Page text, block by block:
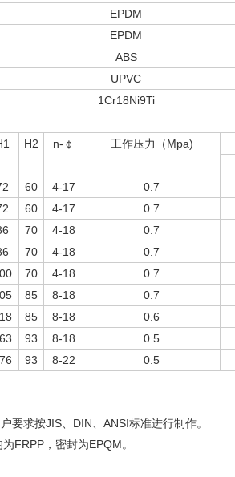
EPDM
EPDM
ABS
UPVC
1Cr18Ni9Ti
H2 n-￠ 工作压力（Mpa)
60 4-17 0.7
60 4-17 0.7
70 4-18 0.7
70 4-18 0.7
70 4-18 0.7
85 8-18 0.7
85 8-18 0.6
93 8-18 0.5
93 8-22 0.5
求按JIS、DIN、ANSI标准进行制作。
FRPP，密封为EPQM。